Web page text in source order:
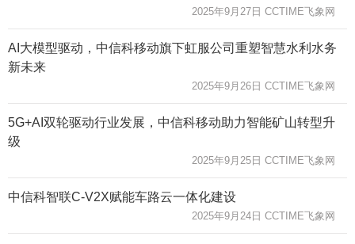
2025年9月27日 CCTIME飞象网
AI大模型驱动，中信科移动旗下虹服公司重塑智慧水利水务
新未来
2025年9月26日 CCTIME飞象网
5G+AI双轮驱动行业发展，中信科移动助力智能矿山转型升
级
2025年9月25日 CCTIME飞象网
中信科智联C-V2X赋能车路云一体化建设
2025年9月24日 CCTIME飞象网